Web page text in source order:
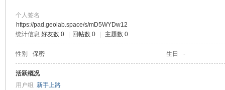
个人签名
https://pad.geolab.space/s/mD5WYDw12
统计信息 好友数 0 回帖数 0 主题数 0
性别 保密 生日 -
活跃概况
用户组 新手上路